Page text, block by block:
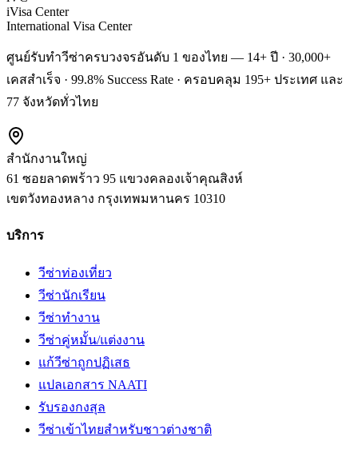
iVisa Center
International Visa Center
ศูนย์รับทำวีซ่าครบวงจรอันดับ 1 ของไทย — 14+ ปี · 30,000+
เคสสำเร็จ · 99.8% Success Rate · ครอบคลุม 195+ ประเทศ และ
77 จังหวัดทั่วไทย
สำนักงานใหญ่
61 ซอยลาดพร้าว 95 แขวงคลองเจ้าคุณสิงห์
เขตวังทองหลาง กรุงเทพมหานคร 10310
บริการ
วีซ่าท่องเที่ยว
วีซ่านักเรียน
วีซ่าทำงาน
วีซ่าคู่หมั้น/แต่งงาน
แก้วีซ่าถูกปฏิเสธ
แปลเอกสาร NAATI
รับรองกงสุล
วีซ่าเข้าไทยสำหรับชาวต่างชาติ